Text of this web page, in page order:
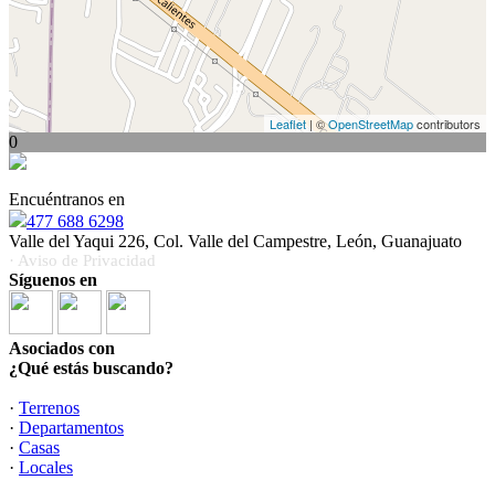
Leaflet| ©OpenStreetMapcontributors
0
Encuéntranos en
477 688 6298
Valle del Yaqui 226, Col. Valle del Campestre, León, Guanajuato
· Aviso de Privacidad
Síguenos en
Asociados con
¿Qué estás buscando?
· Terrenos
· Departamentos
· Casas
· Locales